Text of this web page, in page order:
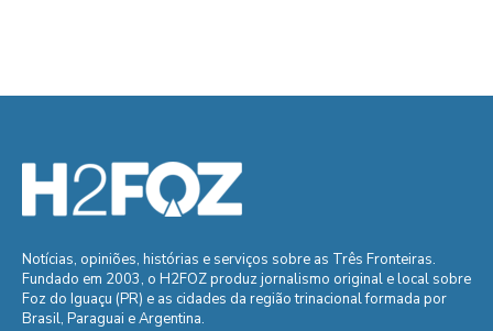
Notícias, opiniões, histórias e serviços sobre as Três Fronteiras.
Fundado em 2003, o H2FOZ produz jornalismo original e local sobre
Foz do Iguaçu (PR) e as cidades da região trinacional formada por
Brasil, Paraguai e Argentina.